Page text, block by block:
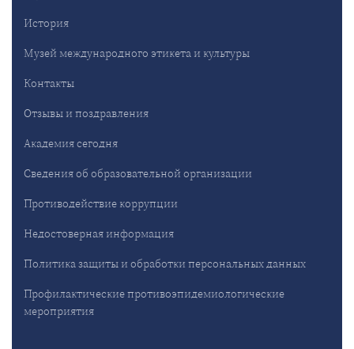
История
Музей международного этикета и культуры
Контакты
Отзывы и поздравления
Академия сегодня
Сведения об образовательной организации
Противодействие коррупции
Недостоверная информация
Политика защиты и обработки персональных данных
Профилактические противоэпидемиологические
мероприятия